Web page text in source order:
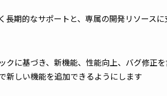
長期的なサポートと、専属の開発リソース
クに基づき、新機能、性能向上、バグ修正
新しい機能を追加できるようにします